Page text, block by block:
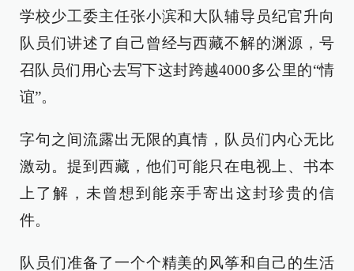
学校少工委主任张小滨和大队辅导员纪官升向
队员们讲述了自己曾经与西藏不解的渊源，号
召队员们用心去写下这封跨越4000多公里的“情
谊”。
字句之间流露出无限的真情，队员们内心无比
激动。提到西藏，他们可能只在电视上、书本
上了解，未曾想到能亲手寄出这封珍贵的信
件。
队员们准备了一个个精美的风筝和自己的生活